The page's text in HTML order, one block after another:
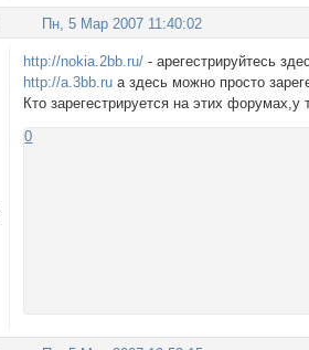
Пн, 5 Мар 2007 11:40:02
http://nokia.2bb.ru/ - арегестрируйтесь
http://a.3bb.ru а здесь можно просто
Кто зарегестрируется на этих форумах,у
0